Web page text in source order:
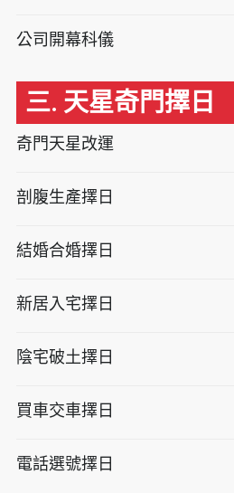
公司開幕科儀
三. 天星奇門擇日
奇門天星改運
剖腹生產擇日
結婚合婚擇日
新居入宅擇日
陰宅破土擇日
買車交車擇日
電話選號擇日